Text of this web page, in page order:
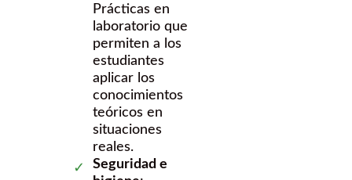
Prácticas en
laboratorio que
permiten a los
estudiantes
aplicar los
conocimientos
teóricos en
situaciones
reales.
Seguridad e